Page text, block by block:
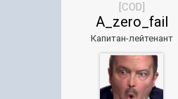
[COD]
A_zero_fail
Капитан-лейтенант